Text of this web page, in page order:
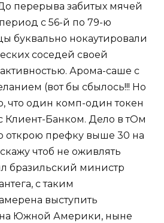
перерыва забитых мячей
с 56-й по 79-ю
буквально нокаутировали
соседей своей
Арома-саше с
(вот бы сбылось!!! Но
что один комп-один токен
Клиент-Банком. Дело в тОм
открою префку выше 30 на
чтоб не оживлять
бразильский министр
с таким
выступить
Южной Америки, ныне